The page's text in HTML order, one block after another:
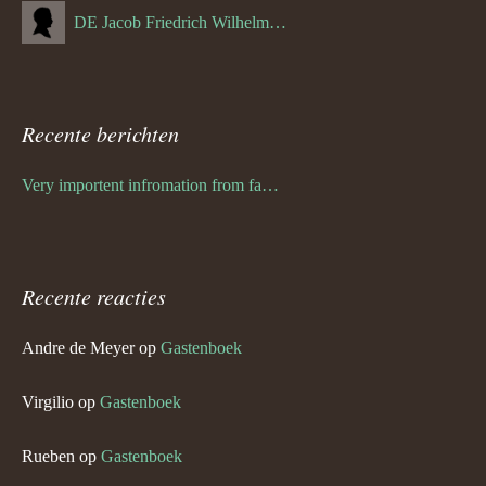
DE Jacob Friedrich Wilhelm Hurth
Recente berichten
Very importent infromation from family Schwulst
Recente reacties
Andre de Meyerop Gastenboek
Virgilio op Gastenboek
Rueben op Gastenboek